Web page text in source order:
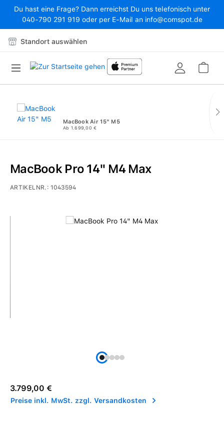
Zum Hauptinhalt springen
Du hast eine Frage? Dann erreichst Du uns telefonisch unter
040-790 291 919 oder per E-Mail an info@comspot.de
Standort auswählen
MacBook Air 15" M5
Ab 1.699,00 €
Bildergalerie überspringen
MacBook Pro 14" M4 Max
ARTIKELNR.:1043594
Regulärer Preis:
3.799,00 €
Preise inkl. MwSt. zzgl. Versandkosten